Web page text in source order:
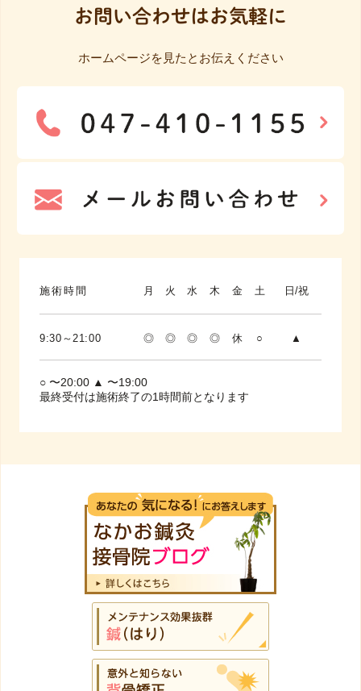
お問い合わせはお気軽に
ホームページを見たとお伝えください
施術時間 月 火 水 木 金 土 日/祝
9:30～21:00 ◎ ◎ ◎ ◎ 休 ○ ▲
○ 〜20:00 ▲ 〜19:00
最終受付は施術終了の1時間前となります